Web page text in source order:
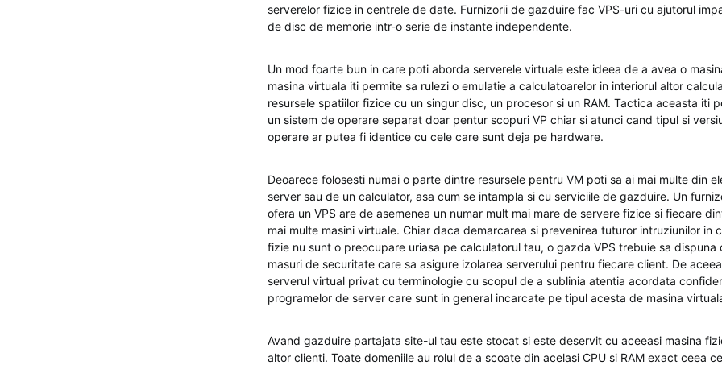
serverelor fizice in centrele de date. Furnizorii de gazduire fac VPS-uri cu ajutorul
de disc de memorie intr-o serie de instante independente.
Un mod foarte bun in care poti aborda serverele virtuale este ideea de a avea o
masina virtuala iti permite sa rulezi o emulatie a calculatoarelor in interiorul altor
resursele spatiilor fizice cu un singur disc, un procesor si un RAM. Tactica aceasta iti
un sistem de operare separat doar pentur scopuri VP chiar si atunci cand tipul si
operare ar putea fi identice cu cele care sunt deja pe hardware.
Deoarece folosesti numai o parte dintre resursele pentru VM poti sa ai mai multe din
server sau de un calculator, asa cum se intampla si cu serviciile de gazduire. Un
ofera un VPS are de asemenea un numar mult mai mare de servere fizice si fiecare
mai multe masini virtuale. Chiar daca demarcarea si prevenirea tuturor intruziunilor in
fizie nu sunt o preocupare uriasa pe calculatorul tau, o gazda VPS trebuie sa dispuna
masuri de securitate care sa asigure izolarea serverului pentru fiecare client. De
serverul virtual privat cu terminologie cu scopul de a sublinia atentia acordata
programelor de server care sunt in general incarcate pe tipul acesta de masina
Avand gazduire partajata site-ul tau este stocat si este deservit cu aceeasi masina
altor clienti. Toate domeniile au rolul de a scoate din acelasi CPU si RAM exact ceea